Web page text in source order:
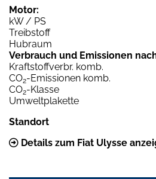
Motor:
kW / PS
Treibstoff
Hubraum
Verbrauch und Emissionen
Kraftstoffverbr. komb.
CO2-Emissionen komb.
CO2-Klasse
Umweltplakette
Standort
Details zum Fiat Ulysse